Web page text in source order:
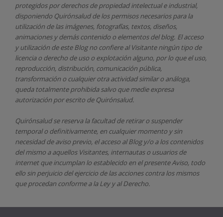
protegidos por derechos de propiedad intelectual e industrial,
disponiendo Quirónsaludde los permisos necesarios para la
utilización de las imágenes, fotografías, textos, diseños,
animaciones y demás contenido o elementos del blog. El acceso
y utilización de este Blog no confiere al Visitante ningún tipo de
licencia o derecho de uso o explotación alguno, por lo que el uso,
reproducción, distribución, comunicación pública,
transformación o cualquier otra actividad similar o análoga,
queda totalmente prohibida salvo que medie expresa
autorización por escrito de Quirónsalud.
Quirónsaludse reserva la facultad de retirar o suspender
temporal o definitivamente, en cualquier momento y sin
necesidad de aviso previo, el acceso al Blog y/o a los contenidos
del mismo a aquellos Visitantes, internautas o usuarios de
internet que incumplan lo establecido en el presente Aviso, todo
ello sin perjuicio del ejercicio de las acciones contra los mismos
que procedan conforme a la Ley y al Derecho.